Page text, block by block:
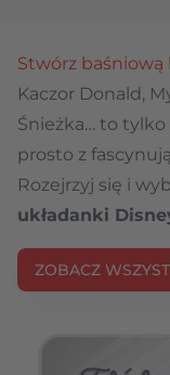
Stwórz baśniową
Kaczor Donald,
Śnieżka… to
prosto z
Rozejrzyj się i
układanki
ZOBACZ